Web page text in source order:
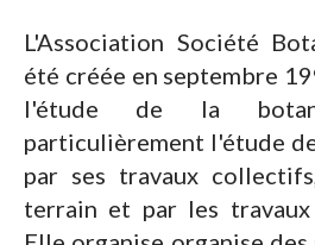
L'Association Société
été créée en septembre
l'étude de la
particulièrement l'étude
par ses travaux
terrain et par les travaux